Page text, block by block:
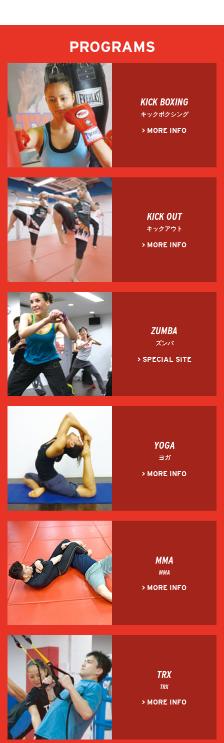
PROGRAMS
KICK BOXING
キックボクシング
> MORE INFO
KICK OUT
キックアウト
> MORE INFO
ZUMBA
ズンバ
> SPECIAL SITE
YOGA
ヨガ
> MORE INFO
MMA
MMA
> MORE INFO
TRX
TRX
> MORE INFO